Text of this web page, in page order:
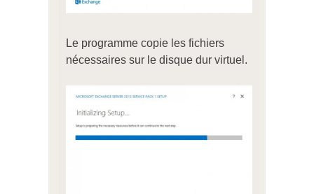
Le programme copie les fichiers
nécessaires sur le disque dur virtuel.